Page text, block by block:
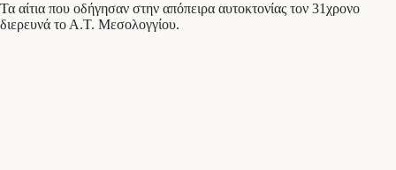
Τα αίτια που οδήγησαν στην απόπειρα αυτοκτονίας τον 31χρονο
διερευνά το Α.Τ. Μεσολογγίου.